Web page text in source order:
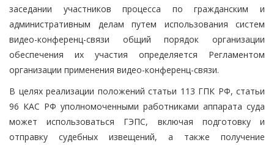
заседании участников процесса по гражданским и
административным делам путем использования систем
видео-конференц-связи общий порядок организации
обеспечения их участия определяется Регламентом
организации применения видео-конференц-связи.
В целях реализации положений статьи 113 ГПК РФ, статьи
96 КАС РФ уполномоченными работниками аппарата суда
может использоваться ГЭПС, включая подготовку и
отправку судебных извещений, а также получение